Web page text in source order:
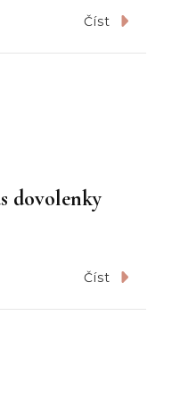
Číst
dovolenky
Číst